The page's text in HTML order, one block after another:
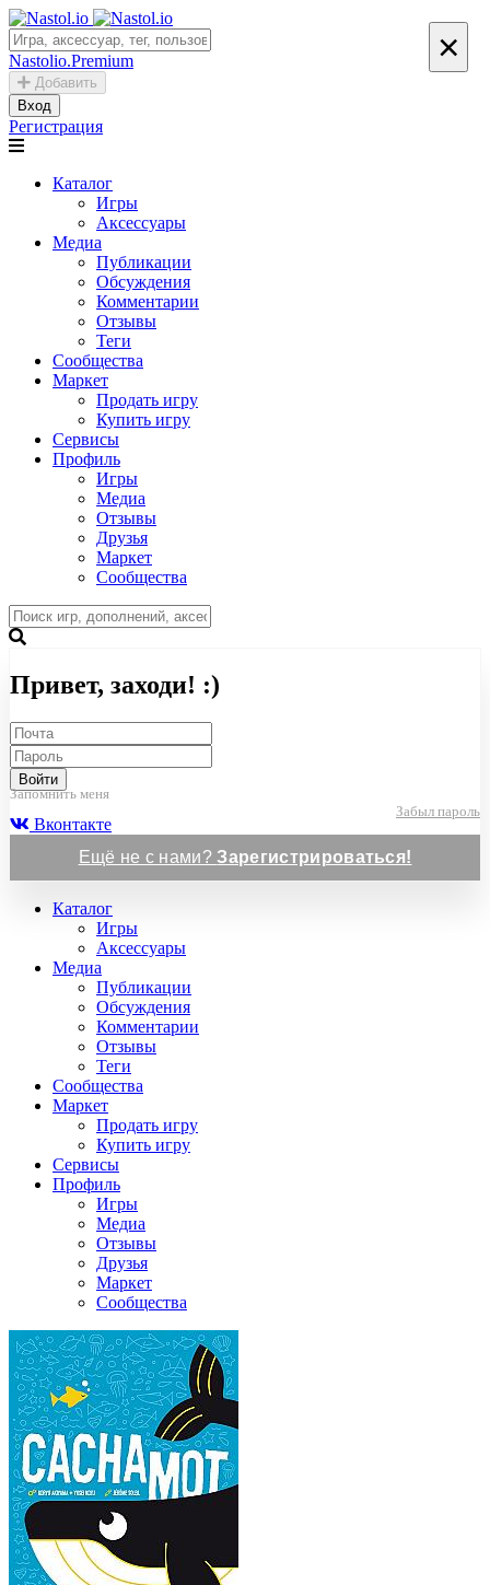
Nastolio.Premium
Добавить
Вход
Регистрация
Каталог
Игры
Аксессуары
Медиа
Публикации
Обсуждения
Комментарии
Отзывы
Теги
Сообщества
Маркет
Продать игру
Купить игру
Сервисы
Профиль
Игры
Медиа
Отзывы
Друзья
Маркет
Сообщества
×
Привет, заходи! :)
Войти
Запомнить меня
Забыл пароль
Вконтакте
Ещё не с нами?Зарегистрироваться!
Каталог
Игры
Аксессуары
Медиа
Публикации
Обсуждения
Комментарии
Отзывы
Теги
Сообщества
Маркет
Продать игру
Купить игру
Сервисы
Профиль
Игры
Медиа
Отзывы
Друзья
Маркет
Сообщества